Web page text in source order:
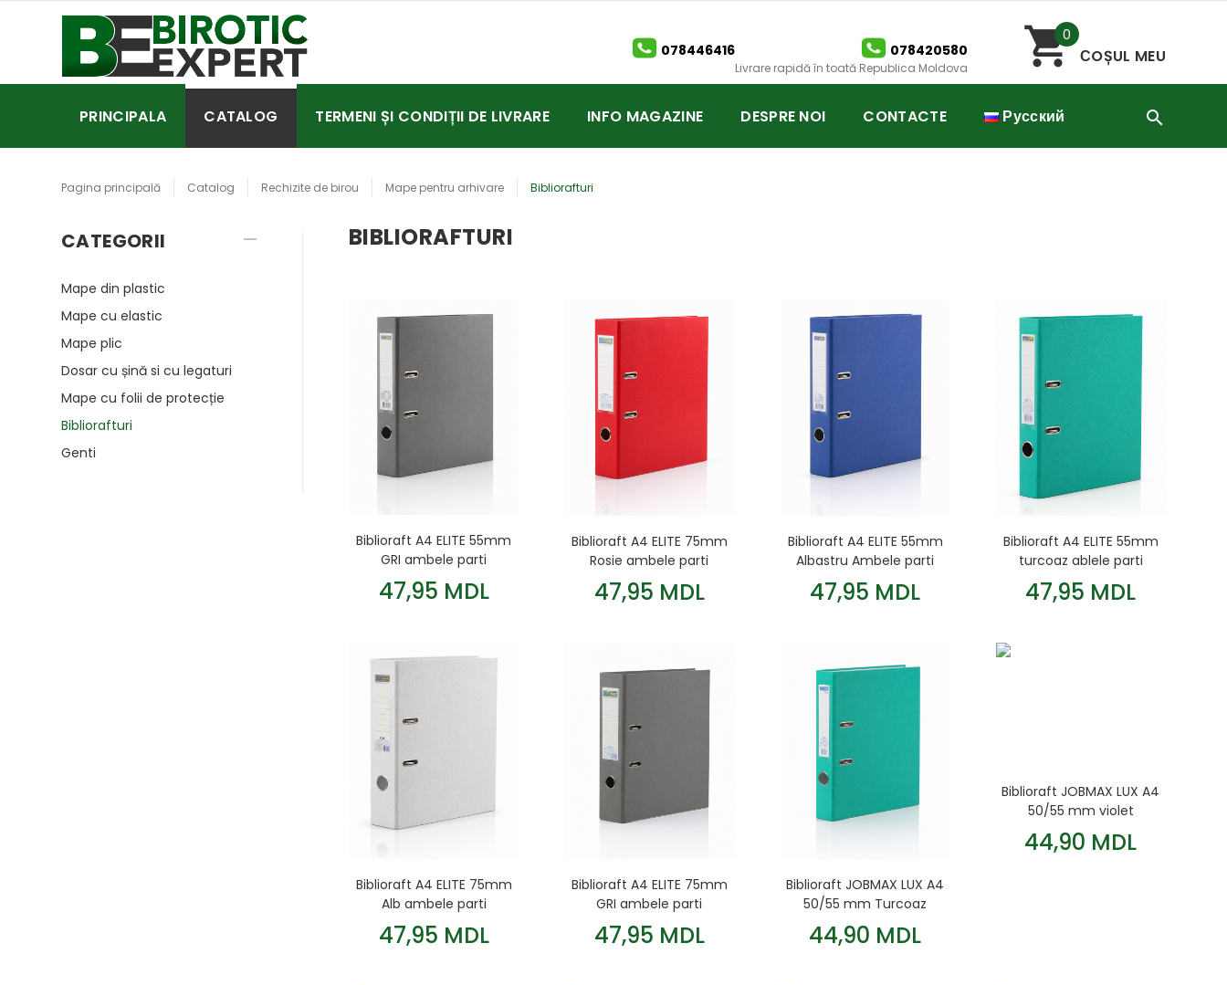
078446416 078420580
Livrare rapidă în toată Republica Moldova
0
СOȘUL MEU
PRINCIPALA CATALOG TERMENI ȘI CONDIȚII DE LIVRARE INFO MAGAZINE DESPRE NOI CONTACTE Русский
Pagina principală Catalog Rechizite de birou Mape pentru arhivare Bibliorafturi
CATEGORII
Mape din plastic
Mape cu elastic
Mape plic
Dosar cu șină si cu legaturi
Mape cu folii de protecție
Bibliorafturi
Genti
BIBLIORAFTURI
Biblioraft A4 ELITE 55mm
GRI ambele parti
47,95 MDL
Biblioraft A4 ELITE 75mm
Rosie ambele parti
47,95 MDL
Biblioraft A4 ELITE 55mm
Albastru Ambele parti
47,95 MDL
Biblioraft A4 ELITE 55mm
turcoaz ablele parti
47,95 MDL
Biblioraft A4 ELITE 75mm
Alb ambele parti
47,95 MDL
Biblioraft A4 ELITE 75mm
GRI ambele parti
47,95 MDL
Biblioraft JOBMAX LUX A4
50/55 mm Turcoaz
44,90 MDL
Biblioraft JOBMAX LUX A4
50/55 mm violet
44,90 MDL